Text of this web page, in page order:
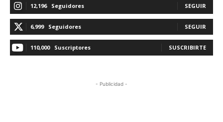
12,196 Seguidores SEGUIR
6,999 Seguidores SEGUIR
110,000 Suscriptores SUSCRIBIRTE
- Publicidad -